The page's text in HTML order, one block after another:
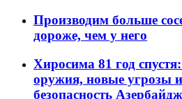
Производим больше
дороже, чем у него
Хиросима 81 год
оружия, новые угрозы
безопасность